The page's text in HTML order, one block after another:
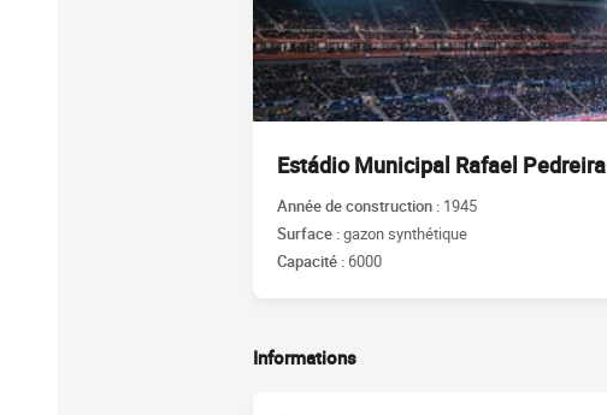
Estádio Municipal Rafael
Année de construction : 1945
Surface :gazon synthétique
Capacité :6000
Informations